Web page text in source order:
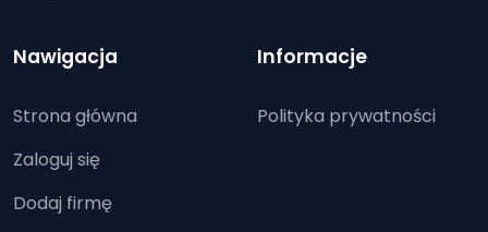
Nawigacja
Strona główna
Zaloguj się
Dodaj firmę
Informacje
Polityka prywatności